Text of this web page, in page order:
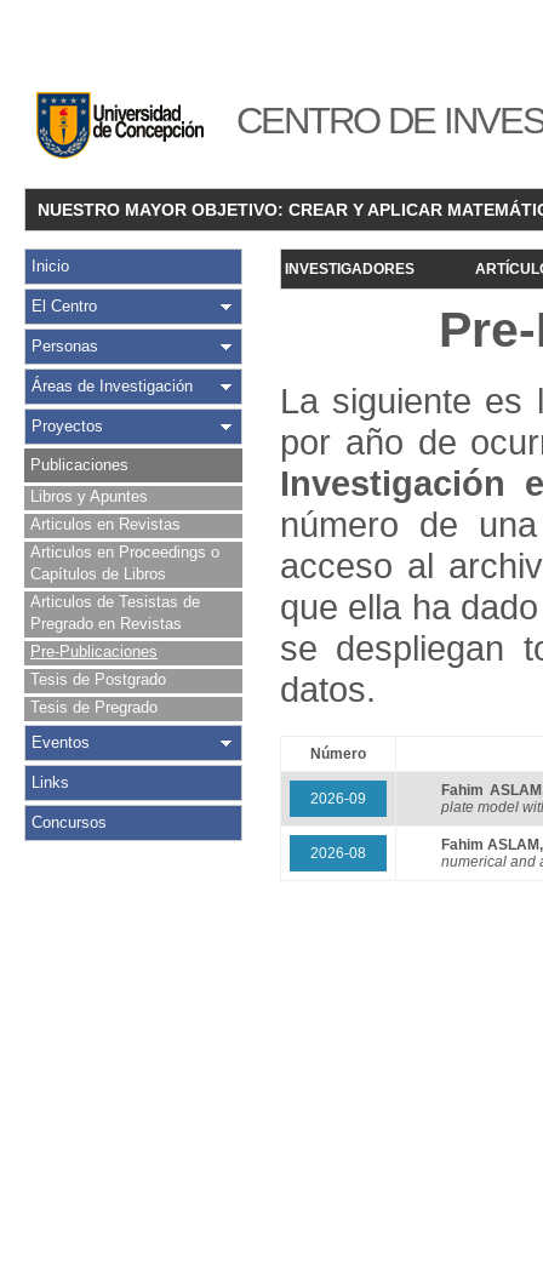
CENTRO DE
NUESTRO MAYOR OBJETIVO: CREAR Y APLICAR
Inicio
El Centro
Personas
Áreas de Investigación
Proyectos
Publicaciones
Libros y Apuntes
Articulos en Revistas
Articulos en Proceedings o
Capítulos de Libros
Articulos de Tesistas de
Pregrado en Revistas
Pre-Publicaciones
Tesis de Postgrado
Tesis de Pregrado
Eventos
Links
Concursos
INVESTIGADORES
La siguiente es
por año de
Investigación
número de
acceso al
que ella ha
se despliegan
datos.
Número
2026-09 Fahim ASLAM
plate model
2026-08 Fahim ASLAM
numerical and